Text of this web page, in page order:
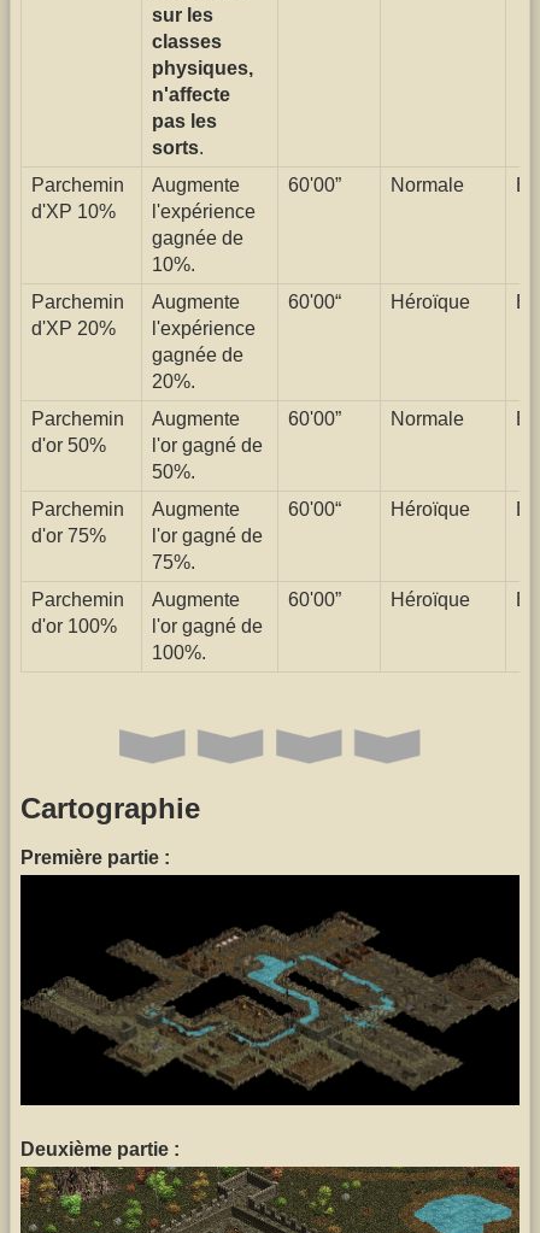
sur les
classes
physiques,
n'affecte
pas les
sorts.
Parchemin
d'XP 10%
Augmente
l'expérience
gagnée de
10%.
60'00” Normale
Parchemin
d'XP 20%
Augmente
l'expérience
gagnée de
20%.
60'00“ Héroïque
Parchemin
d'or 50%
Augmente
l'or gagné de
50%.
60'00” Normale
Parchemin
d'or 75%
Augmente
l'or gagné de
75%.
60'00“ Héroïque
Parchemin
d'or 100%
Augmente
l'or gagné de
100%.
60'00” Héroïque
Cartographie
Première partie :
Deuxième partie :